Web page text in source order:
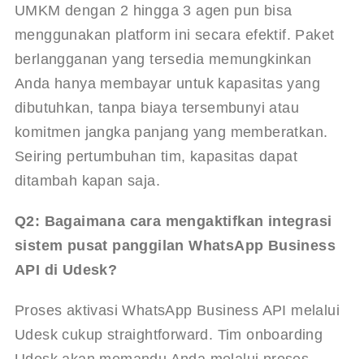
UMKM dengan 2 hingga 3 agen pun bisa
menggunakan platform ini secara efektif. Paket
berlangganan yang tersedia memungkinkan
Anda hanya membayar untuk kapasitas yang
dibutuhkan, tanpa biaya tersembunyi atau
komitmen jangka panjang yang memberatkan.
Seiring pertumbuhan tim, kapasitas dapat
ditambah kapan saja.
Q2: Bagaimana cara mengaktifkan integrasi
sistem pusat panggilan WhatsApp Business
API di Udesk?
Proses aktivasi WhatsApp Business API melalui
Udesk cukup straightforward. Tim onboarding